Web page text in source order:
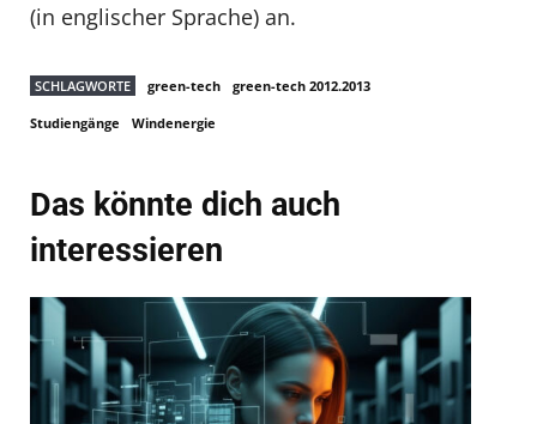
(in englischer Sprache) an.
SCHLAGWORTE green-tech green-tech 2012.2013
Studiengänge Windenergie
Das könnte dich auch
interessieren